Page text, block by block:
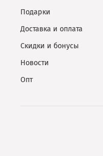
Подарки
Доставка и оплата
Скидки и бонусы
Новости
Опт